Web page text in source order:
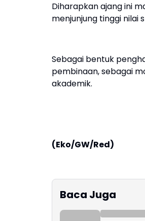
Diharapkan ajang ini
menjunjung tinggi nilai
Sebagai bentuk
pembinaan, sebagai
akademik.
(Eko/GW/Red)
Baca Juga